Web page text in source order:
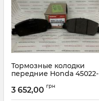
Тормозные колодки
передние Honda 45022-
Артикул: 45022TVAA00
3 652,00 грн